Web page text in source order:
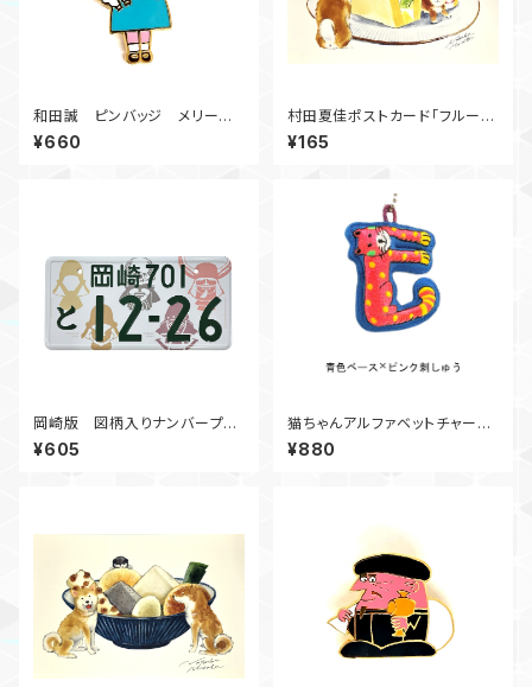
和田誠 ピンバッジ メリーの
こひつじ
¥660
村田夏佳ポストカード「フルーツ
サンド」
¥165
岡崎版 図柄入りナンバープレ
ートマグネット
¥605
猫ちゃんアルファベットチャー
ム E①
¥880